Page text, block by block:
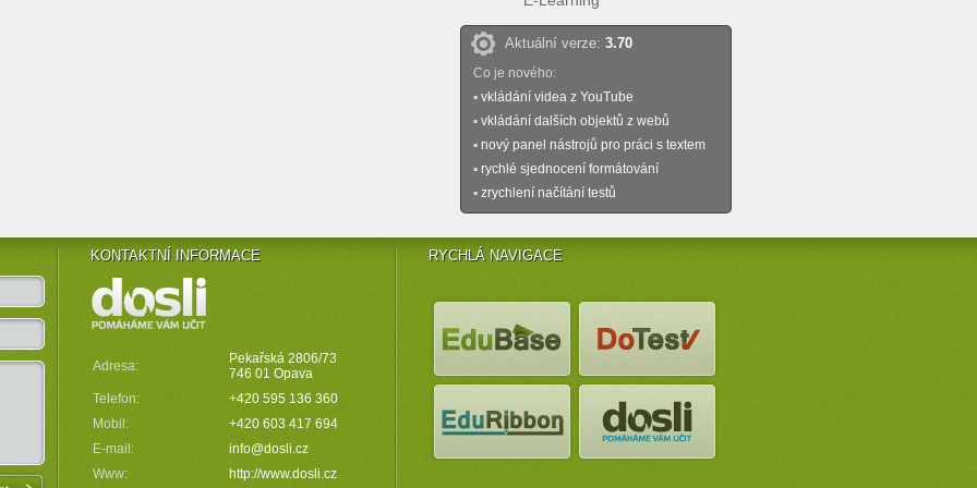
Aktuální verze: 3.70
Co je nového:
▪ vkládání videa z YouTube
▪ vkládání dalších objektů z webů
▪ nový panel nástrojů pro práci s textem
▪ rychlé sjednocení formátování
▪ zrychlení načítání testů
KONTAKTNÍ INFORMACE
KONTAKTNÍ INFORMACE
Adresa:
Pekařská 2806/73
746 01 Opava
Telefon:
+420 595 136 360
Mobil:
+420 603 417 694
E-mail:
info@dosli.cz
Www:
http://www.dosli.cz
RYCHLÁ NAVIGACE
RYCHLÁ NAVIGACE